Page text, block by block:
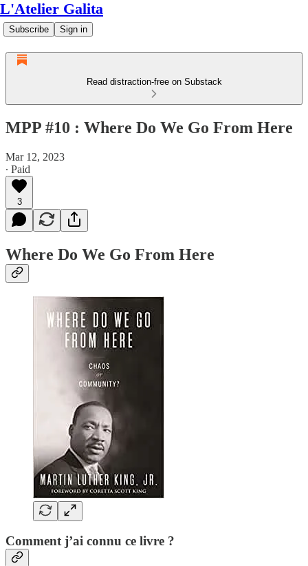
L'Atelier Galita
Subscribe Sign in
Read distraction-free on Substack
MPP #10 : Where Do We Go From Here
Mar 12, 2023
∙ Paid
3
Where Do We Go From Here
Comment j’ai connu ce livre ?